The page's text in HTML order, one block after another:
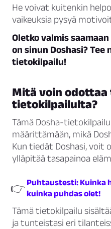
He voivat kuitenkin
vaikeuksia pysyä
Oletko valmis
on sinun Doshasi?
tietokilpailu!
Mitä voin odottaa
tietokilpailulta?
Tämä Dosha-
määrittämään, mikä
Kun tiedät Doshasi, voit
ylläpitää tasapainoa
👉 Puhtaustesti: Kuinka
kuinka puhdas olet!
Tämä tietokilpailu
ja tunteistasi eri